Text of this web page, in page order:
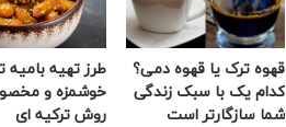
قهوه ترک یا قهوه دمی؟
کدام یک با سبک زندگی
شما سازگارتر است
طرز تهیه بامیه
خوشمزه و
روش ترکیه ای